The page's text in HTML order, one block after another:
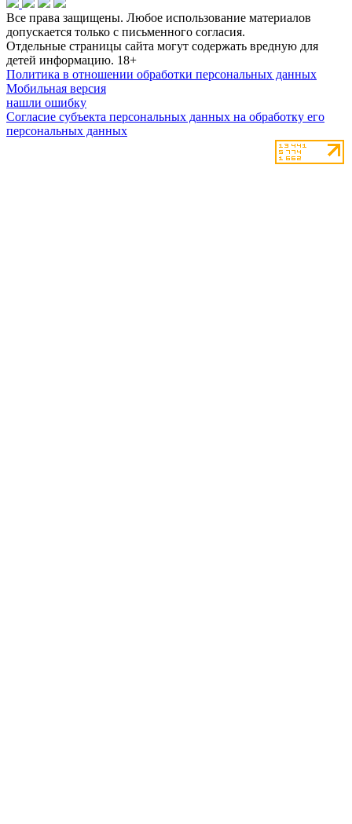
Все права защищены. Любое использование материалов
допускается только с письменного согласия.
Отдельные страницы сайта могут содержать вредную для
детей информацию. 18+
Политика в отношении обработки персональных данных
Мобильная версия
нашли ошибку
Согласие субъекта персональных данных на обработку его
персональных данных